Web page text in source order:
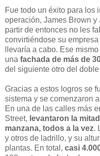
Fue todo un éxito para los
operación, James Brown
partir de entonces no les
convirtiéndose su
llevaría a cabo. Ese
una fachada de más de
del siguiente otro del
Gracias a estos logros se
sistema y se comenzaron
En una de las calles más
Street, levantaron la
manzana, todos a la vez.
y otros de ladrillo, y su
plantas. En total, casi